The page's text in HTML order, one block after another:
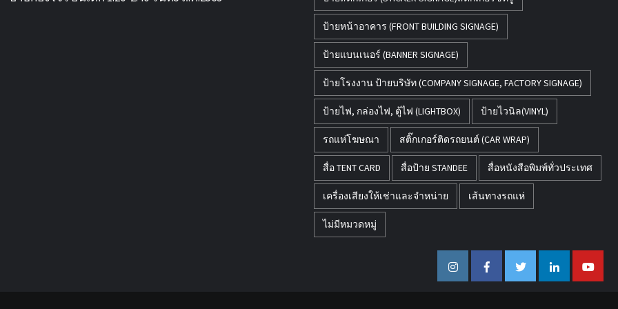
ป้ายหน้าอาคาร (FRONT BUILDING SIGNAGE)
ป้ายแบนเนอร์ (BANNER SIGNAGE)
ป้ายโรงงาน ป้ายบริษัท (COMPANY SIGNAGE, FACTORY SIGNAGE)
ป้ายไฟ, กล่องไฟ, ตู้ไฟ (LIGHTBOX) ป้ายไวนิล(VINYL)
รถแห่โฆษณา สติ๊กเกอร์ติดรถยนต์ (CAR WRAP)
สื่อ TENT CARD สื่อป้าย STANDEE สื่อหนังสือพิมพ์ทั่วประเทศ
เครื่องเสียงให้เช่าและจำหน่าย เส้นทางรถแห่
ไม่มีหมวดหมู่
InstagramFacebookTwitterLinkedin